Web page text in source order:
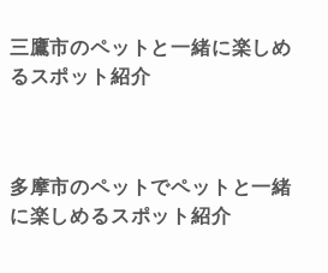
三鷹市のペットと一緒に楽しめ
るスポット紹介
多摩市のペットでペットと一緒
に楽しめるスポット紹介